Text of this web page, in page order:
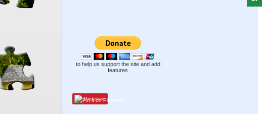
to help us support the site and add
features
Pinterest